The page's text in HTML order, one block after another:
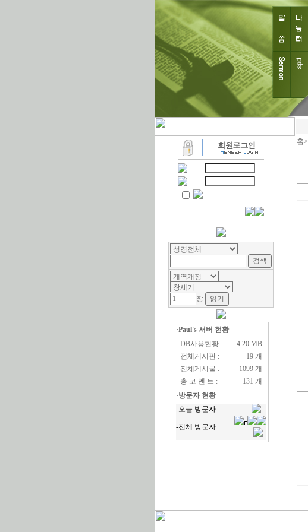
장
·Paul's 서버 현황
DB사용현황 :
4.20 MB
전체게시판 :
19 개
전체게시물 :
1099 개
총 코 멘 트 :
131 개
·방문자 현황
홈>